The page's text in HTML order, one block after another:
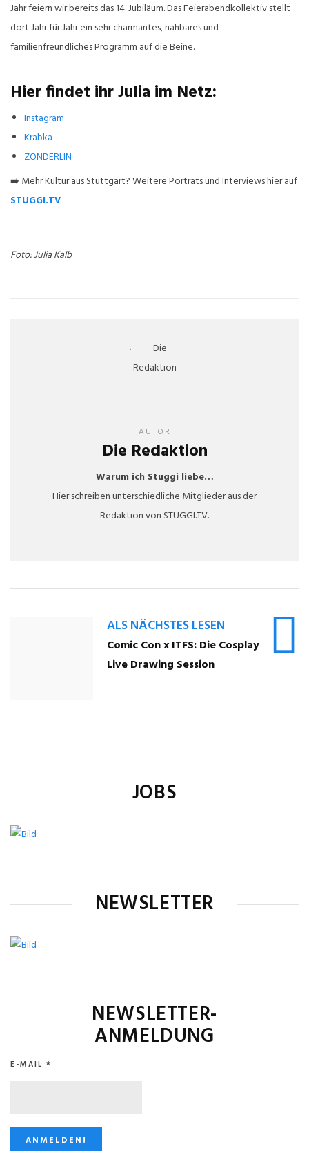
Jahr feiern wir bereits das 14. Jubiläum. Das Feierabendkollektiv stellt
dort Jahr für Jahr ein sehr charmantes, nahbares und
familienfreundliches Programm auf die Beine.
Hier findet ihr Julia im Netz:
Instagram
Krabka
ZONDERLIN
➡️ Mehr Kultur aus Stuttgart? Weitere Porträts und Interviews hier auf
STUGGI.TV
Foto: Julia Kalb
AUTOR
Die Redaktion
Warum ich Stuggi liebe…
Hier schreiben unterschiedliche Mitglieder aus der
Redaktion von STUGGI.TV.
ALS NÄCHSTES LESEN
Comic Con x ITFS: Die Cosplay
Live Drawing Session
JOBS
NEWSLETTER
NEWSLETTER-
ANMELDUNG
E-MAIL *